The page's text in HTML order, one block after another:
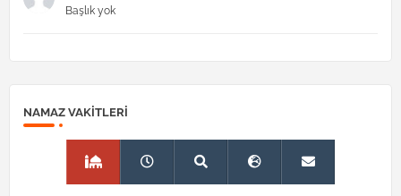
Başlık yok
NAMAZ VAKITLERI